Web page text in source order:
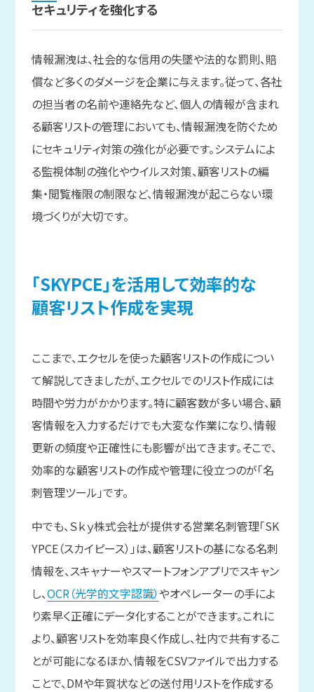
セキュリティを強化する
情報漏洩は、社会的な信用の失墜や法的な罰則、賠
償など多くのダメージを企業に与えます。従って、各社
の担当者の名前や連絡先など、個人の情報が含まれ
る顧客リストの管理においても、情報漏洩を防ぐため
にセキュリティ対策の強化が必要です。システムによ
る監視体制の強化やウイルス対策、顧客リストの編
集・閲覧権限の制限など、情報漏洩が起こらない環
境づくりが大切です。
「SKYPCE」を活用して効率的な
顧客リスト作成を実現
ここまで、エクセルを使った顧客リストの作成につい
て解説してきましたが、エクセルでのリスト作成には
時間や労力がかかります。特に顧客数が多い場合、顧
客情報を入力するだけでも大変な作業になり、情報
更新の頻度や正確性にも影響が出てきます。そこで、
効率的な顧客リストの作成や管理に役立つのが「名
刺管理ツール」です。
中でも、Ｓｋｙ株式会社が提供する営業名刺管理「SK
YPCE（スカイピース）」は、顧客リストの基になる名刺
情報を、スキャナーやスマートフォンアプリでスキャン
し、OCR（光学的文字認識）やオペレーターの手によ
り素早く正確にデータ化することができます。これに
より、顧客リストを効率良く作成し、社内で共有するこ
とが可能になるほか、情報をCSVファイルで出力する
ことで、DMや年賀状などの送付用リストを作成する